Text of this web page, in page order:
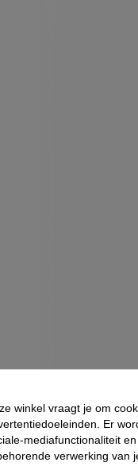
winkel vraagt je om
Er
mediafunctionaliteit
verwerking van